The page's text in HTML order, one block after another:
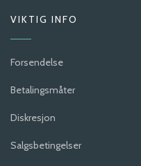
VIKTIG INFO
Forsendelse
Betalingsmåter
Diskresjon
Salgsbetingelser